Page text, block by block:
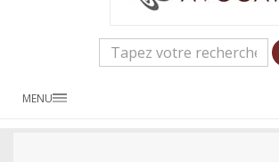
MENU